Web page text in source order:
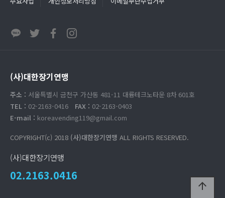
arrow_upward
(사)대한장기연맹
주소 : 서울특별시 금천구 가산동 481-11 대륭테크노타운 8차 601호
TEL : 02-2163-0416 FAX : 02-2163-0403
E-mail : koreavending119@gmail.com
COPYRIGHT(c) 2018 (사)대한장기연맹 ALL RIGHTS RESERVED.
(사)대한장기연맹
02.2163.0416